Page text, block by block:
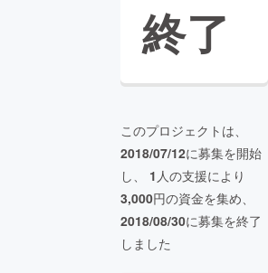
終了
このプロジェクトは、
2018/07/12に募集を開始
し、 1 人の支援により
3,000円の資金を集め、
2018/08/30に募集を終了
しました